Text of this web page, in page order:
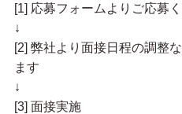
[1] 応募フォームよりご応募
↓
[2] 弊社より面接日程の調整
ます
↓
[3] 面接実施